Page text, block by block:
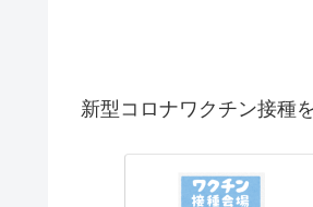
新型コロナワクチン接種